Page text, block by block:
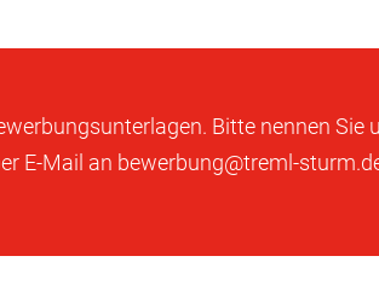
Bitte nennen
E-Mail an bewerbung@treml-